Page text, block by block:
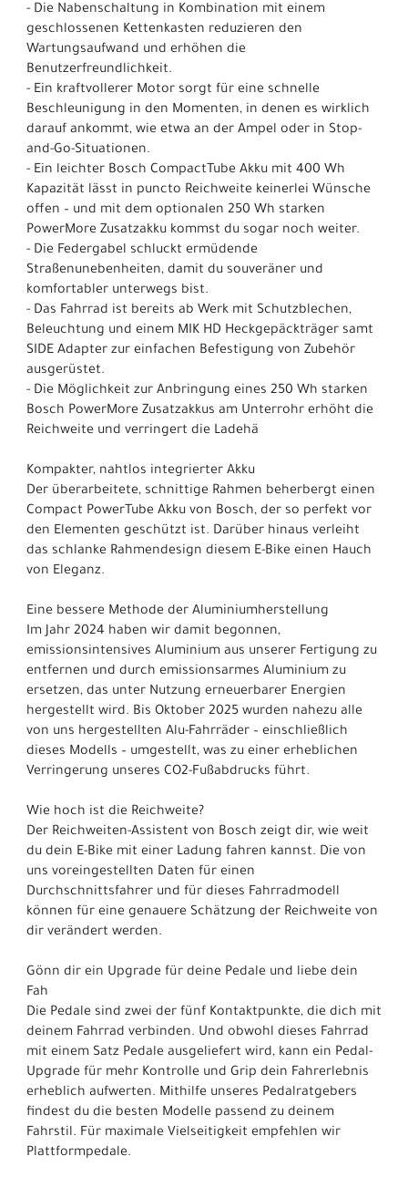
- Die Nabenschaltung in Kombination mit einem
geschlossenen Kettenkasten reduzieren den
Wartungsaufwand und erhöhen die
Benutzerfreundlichkeit.
- Ein kraftvollerer Motor sorgt für eine schnelle
Beschleunigung in den Momenten, in denen es wirklich
darauf ankommt, wie etwa an der Ampel oder in Stop-
and-Go-Situationen.
- Ein leichter Bosch CompactTube Akku mit 400 Wh
Kapazität lässt in puncto Reichweite keinerlei Wünsche
offen – und mit dem optionalen 250 Wh starken
PowerMore Zusatzakku kommst du sogar noch weiter.
- Die Federgabel schluckt ermüdende
Straßenunebenheiten, damit du souveräner und
komfortabler unterwegs bist.
- Das Fahrrad ist bereits ab Werk mit Schutzblechen,
Beleuchtung und einem MIK HD Heckgepäckträger samt
SIDE Adapter zur einfachen Befestigung von Zubehör
ausgerüstet.
- Die Möglichkeit zur Anbringung eines 250 Wh starken
Bosch PowerMore Zusatzakkus am Unterrohr erhöht die
Reichweite und verringert die Ladehä
Kompakter, nahtlos integrierter Akku
Der überarbeitete, schnittige Rahmen beherbergt einen
Compact PowerTube Akku von Bosch, der so perfekt vor
den Elementen geschützt ist. Darüber hinaus verleiht
das schlanke Rahmendesign diesem E-Bike einen Hauch
von Eleganz.
Eine bessere Methode der Aluminiumherstellung
Im Jahr 2024 haben wir damit begonnen,
emissionsintensives Aluminium aus unserer Fertigung zu
entfernen und durch emissionsarmes Aluminium zu
ersetzen, das unter Nutzung erneuerbarer Energien
hergestellt wird. Bis Oktober 2025 wurden nahezu alle
von uns hergestellten Alu-Fahrräder – einschließlich
dieses Modells – umgestellt, was zu einer erheblichen
Verringerung unseres CO2-Fußabdrucks führt.
Wie hoch ist die Reichweite?
Der Reichweiten-Assistent von Bosch zeigt dir, wie weit
du dein E-Bike mit einer Ladung fahren kannst. Die von
uns voreingestellten Daten für einen
Durchschnittsfahrer und für dieses Fahrradmodell
können für eine genauere Schätzung der Reichweite von
dir verändert werden.
Gönn dir ein Upgrade für deine Pedale und liebe dein
Fah
Die Pedale sind zwei der fünf Kontaktpunkte, die dich mit
deinem Fahrrad verbinden. Und obwohl dieses Fahrrad
mit einem Satz Pedale ausgeliefert wird, kann ein Pedal-
Upgrade für mehr Kontrolle und Grip dein Fahrerlebnis
erheblich aufwerten. Mithilfe unseres Pedalratgebers
findest du die besten Modelle passend zu deinem
Fahrstil. Für maximale Vielseitigkeit empfehlen wir
Plattformpedale.